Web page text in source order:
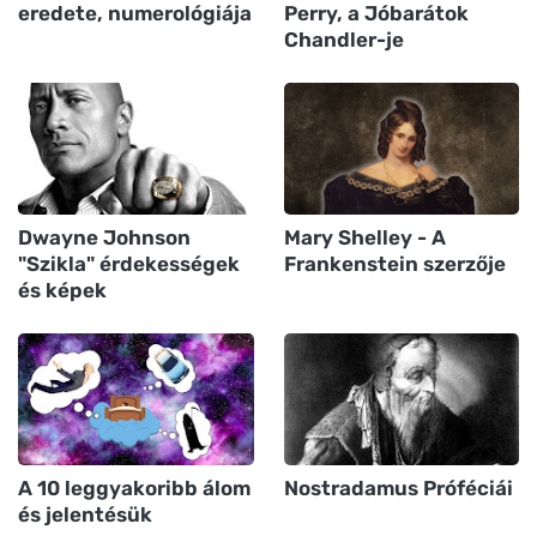
eredete, numerológiája
Perry, a Jóbarátok
Chandler-je
Dwayne Johnson
"Szikla" érdekességek
és képek
Mary Shelley - A
Frankenstein szerzője
A 10 leggyakoribb álom
és jelentésük
Nostradamus Próféciái